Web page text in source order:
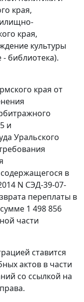
края,
края,
культуры
библиотека).
края от
и
Уральского
в
N СЭД-39-07-
переплаты в
1 498 856
части
ставится
актов в части
со ссылкой на